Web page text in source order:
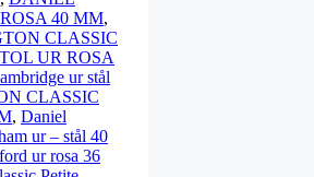
40 MM,
CLASSIC
UR ROSA
ur stål
CLASSIC
, Daniel
ur – stål 40
ur rosa 36